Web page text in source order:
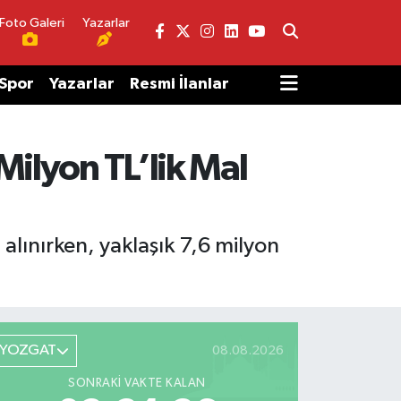
Foto Galeri Yazarlar
Yazarlar Resmi İlanlar
TL’lik Mal
yaklaşık 7,6 milyon
YOZGAT 08.08.2026
SONRAKI VAKTE KALAN